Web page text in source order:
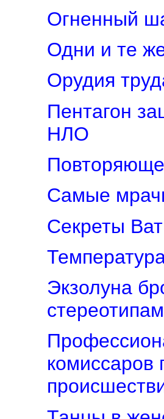
Огненный
Одни и те
Орудия
Пентагон
НЛО
Самые
Секреты
Экзолуна
стереотипам
комиссаров